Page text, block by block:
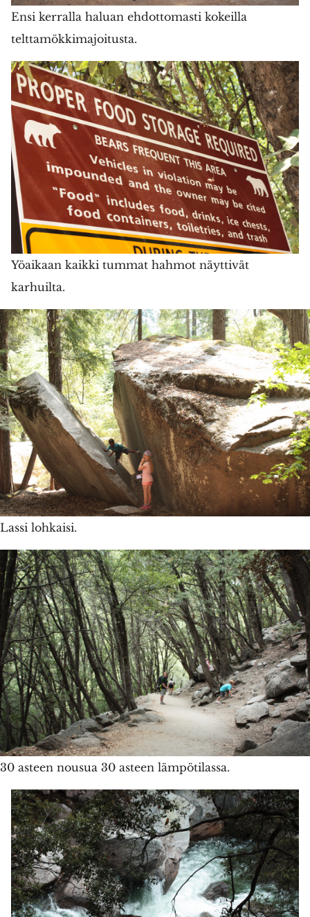
Ensi kerralla haluan ehdottomasti kokeilla
telttamökkimajoitusta.
Yöaikaan kaikki tummat hahmot näyttivät
karhuilta.
Lassi lohkaisi.
30 asteen nousua 30 asteen lämpötilassa.